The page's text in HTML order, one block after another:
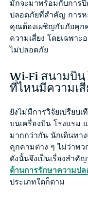
มักจะมาพร้อมกับการ
ปลอดภัยที่สำคัญ การห
คุณต้องเผชิญกับภัยคุก
ความเสี่ยง โดยเฉพาะ
ไม่ปลอดภัย
Wi-Fi สนามบิน
ที่ไหนมีความเ
ยังไม่มีการวิจัยเปรียบ
บนเครื่องบิน โรงแรม
มากกว่ากัน นักเดินทา
คุกคามต่าง ๆ ไม่ว่าพว
ดังนั้นจึงเป็นเรื่องสำคั
ด้านการรักษาความป
ประเภทใดก็ตาม